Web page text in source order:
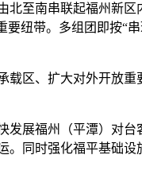
至南串联起福州新
纽带。多组团即按
区、扩大对外开放
展福州（平潭）对
同时强化福平基础